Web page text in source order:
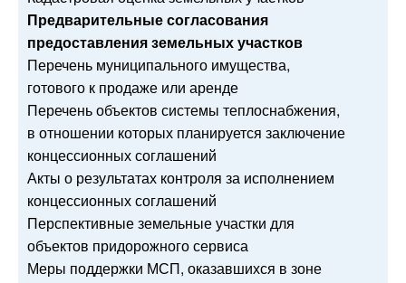
Предварительные согласования
предоставления земельных участков
Перечень муниципального имущества,
готового к продаже или аренде
Перечень объектов системы теплоснабжения,
в отношении которых планируется заключение
концессионных соглашений
Акты о результатах контроля за исполнением
концессионных соглашений
Перспективные земельные участки для
объектов придорожного сервиса
Меры поддержки МСП, оказавшихся в зоне